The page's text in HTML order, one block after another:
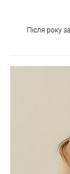
Після року